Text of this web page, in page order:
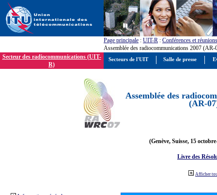
Page principale : UIT-R : Conférences et réunions
Assemblée des radiocommunications 2007 (AR-
Secteur des radiocommunications (UIT-
R)
Assemblée des
(AR-
(Genève, Suisse, 15
Livre des
Afficher
Secteurs de l'UIT Salle de presse